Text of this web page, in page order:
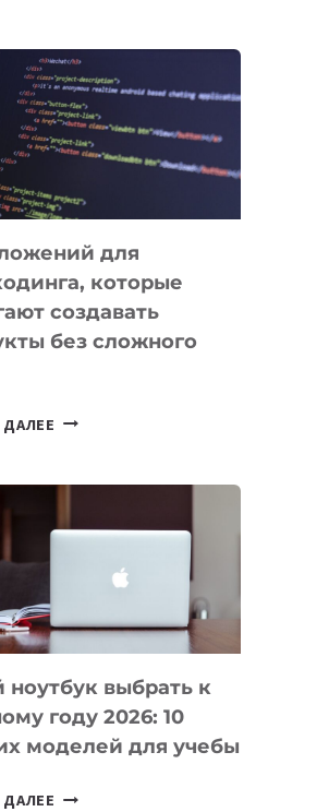
ПОЛЕЗНЫХ
ИНСТРУМЕНТОВ
ДЛЯ
РАБОТЫ
для
которые
создавать
без сложного
ДАЛЕЕ
КОТОРЫЕ
СОЗДАВАТЬ
БЕЗ
КОДА
ноутбук выбрать к
году 2026: 10
моделей для учебы
ДАЛЕЕ КАКОЙ